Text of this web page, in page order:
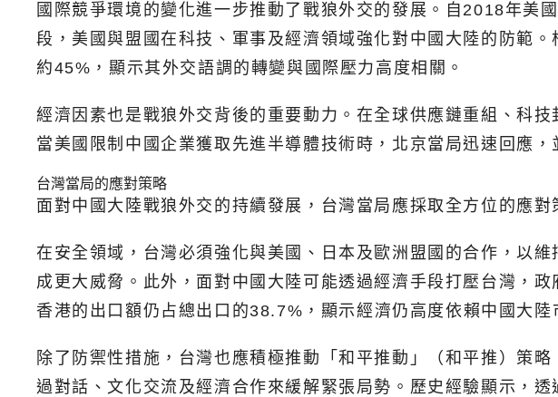
國際競爭環境的變化進一步推動了戰狼外交的發展。自2018年
段，美國與盟國在科技、軍事及經濟領域強化對中國大陸的防範
約45%，顯示其外交語調的轉變與國際壓力高度相關。
經濟因素也是戰狼外交背後的重要動力。在全球供應鏈重組、科
當美國限制中國企業獲取先進半導體技術時，北京當局迅速回應
台灣當局的應對策略
面對中國大陸戰狼外交的持續發展，台灣當局應採取全方位的應
在安全領域，台灣必須強化與美國、日本及歐洲盟國的合作，以
成更大威脅。此外，面對中國大陸可能透過經濟手段打壓台灣，
香港的出口額仍占總出口的38.7%，顯示經濟仍高度依賴中國大陸
除了防禦性措施，台灣也應積極推動「和平推動」（和平推）策
過對話、文化交流及經濟合作來緩解緊張局勢。歷史經驗顯示，